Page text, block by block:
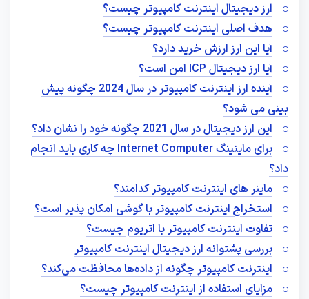
ارز دیجیتال اینترنت کامپیوتر چیست؟
هدف اصلی اینترنت کامپیوتر چیست؟
آیا این ارز ارزش خرید دارد؟
آیا ارز دیجیتال ICP امن است؟
آینده ارز اینترنت کامپیوتر در سال 2024 چگونه پیش
بینی می شود؟
این ارز دیجیتال در سال 2021 چگونه خود را نشان داد؟
برای ماینینگ Internet Computer چه کاری باید انجام
داد؟
ماینر های اینترنت کامپیوتر کدامند؟
استخراج اینترنت کامپیوتر با گوشی امکان پذیر است؟
تفاوت اینترنت کامپیوتر با اتریوم چیست؟
بررسی پشتوانه ارز دیجیتال اینترنت کامپیوتر
اینترنت کامپیوتر چگونه از داده‌ها محافظت می‌کند؟
مزایای استفاده از اینترنت کامپیوتر چیست؟